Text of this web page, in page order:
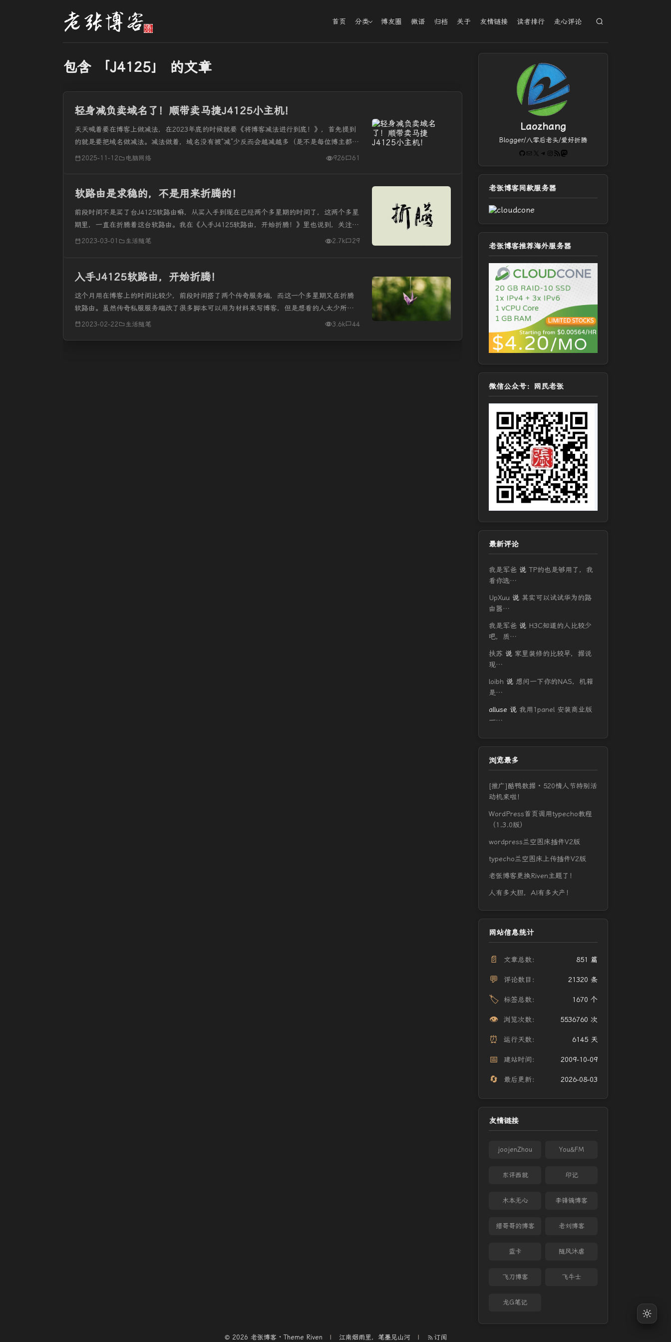
首页 分类 博友圈 微语 归档 关于 友情链接 读者排行 走心评论
包含 「J4125」 的文章
轻身减负卖域名了！顺带卖马捷J4125小主机！
天天喊着要在博客上做减法，在2023年底的时候就要《将博客减法进行到底！》，首先提到
的就是要把域名做减法。减法做着，域名没有被“减”少反而会越减越多（是不是每位博主都是
这样呀！）。暑期的时候折腾兰空图床商业版，为了配合“商业”单独又折腾...
2025-11-12 电脑网络 926 61
软路由是求稳的，不是用来折腾的！
前段时间不是买了台J4125软路由嘛，从买入手到现在已经两个多星期的时间了，这两个多星
期里，一直在折腾着这台软路由。我在《入手J4125软路由，开始折腾！》里也说到，关注软
路由好多年了，当拿到J4125的时候，心里还是很激动的，折腾的心...
2023-03-01 生活随笔 2.7k 29
入手J4125软路由，开始折腾！
这个月用在博客上的时间比较少，前段时间搭了两个传奇服务端，而这一个多星期又在折腾
软路由。虽然传奇私服服务端改了很多脚本可以用为材料来写博客，但是想看的人太少所以
博客就停了十几天。 家里的路由器一直是使用的极路由3，把Openwrt的固件...
2023-02-22 生活随笔 3.6k 44
Laozhang
Blogger/八零后老头/爱好折腾
GitHub
电子邮件 X Telegram
Instagram
RSS FeedMastodon
老张博客同款服务器
老张博客推荐海外服务器
微信公众号：网民老张
最新评论
我是军爸 说 TP的也是够用了，我
看你选…
UpXuu 说 其实可以试试华为的路
由器…
我是军爸 说 H3C知道的人比较少
吧，质…
扶苏 说 家里装修的比较早，据说
现…
loibh 说 想问一下你的NAS，机箱
是…
alluse 说 我用1panel 安装商业版
一…
浏览最多
[推广]酷鸭数据 · 520情人节特别活
动机来啦！
WordPress首页调用typecho教程
（1.3.0版）
wordpress兰空图床插件V2版
typecho兰空图床上传插件V2版
老张博客更换Riven主题了！
人有多大胆，AI有多大产！
网站信息统计
📄 文章总数： 851 篇
💬 评论数目： 21320 条
🏷️ 标签总数： 1670 个
👁️ 浏览次数： 5536760 次
⏰ 运行天数： 6145 天
📅 建站时间： 2009-10-09
🔄 最后更新： 2026-08-03
友情链接
joojenZhou You&FM
东评西就 印记
木本无心 李锋镝博客
缙哥哥的博客 老刘博客
蓝卡 随风沐虐
飞刀博客 飞牛士
龙G笔记
© 2026 老张博客 · Theme Riven 江南烟雨里，笔墨见山河 订阅